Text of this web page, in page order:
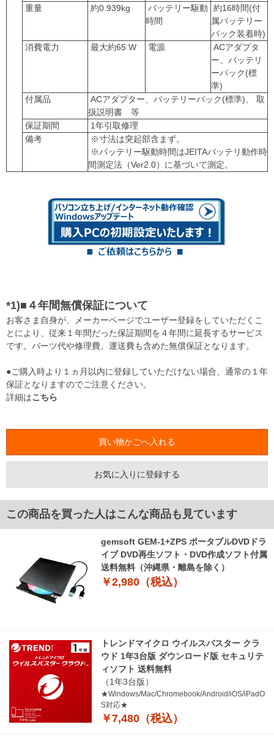
重量
約0.939kg
バッテリー駆動
時間
約16時間(付
属バッテリー
パック装着時)
消費電力
最大約65 W 電源
ACアダプタ
ー、バッテリ
ーパック(標
準)
付属品
ACアダプター、バッテリーパック(標準)、 取
扱説明書 等
保証期間
1年引取修理
備考
※寸法は突起部含まず。
※バッテリー駆動時間はJEITAバッテリ動作時
間測定法（Ver2.0）に基づいて測定。
*1)■４年間無償保証について
お客さま自身が、メーカーページでユーザー登録をしていただくこ
とにより、従来１年間だった保証期間を４年間に延長するサービス
です。パーツ代や修理費、運送費も含めた無償保証となります。
●ご購入時より１ヵ月以内に登録していただけない場合、通常の１年
保証となりますのでご注意ください。
詳細はこちら
お気に入りに登録する
この商品を買った人はこんな商品も見ています
gemsoft GEM-1+ZPS ポータブルDVDドラ
イブ DVD再生ソフト・DVD作成ソフト付属
送料無料（沖縄県・離島を除く）
￥2,980（税込）
トレンドマイクロ ウイルスバスター クラ
ウド 1年3台版 ダウンロード版 セキュリテ
ィソフト 送料無料
（1年3台版）
★Windows/Mac/Chromebook/Android/iOS/iPadO
S対応★
￥7,480（税込）